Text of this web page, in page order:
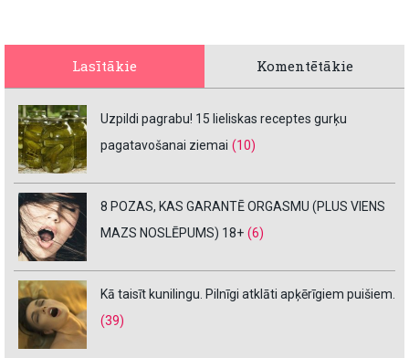
Lasītākie Komentētākie
Uzpildi pagrabu! 15 lieliskas receptes gurķu
pagatavošanai ziemai (10)
8 POZAS, KAS GARANTĒ ORGASMU (PLUS VIENS
MAZS NOSLĒPUMS) 18+ (6)
Kā taisīt kunilingu. Pilnīgi atklāti apķērīgiem puišiem.
(39)